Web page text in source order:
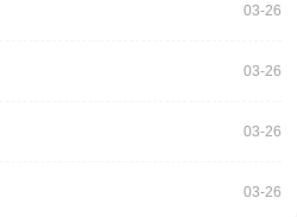
03-26
03-26
03-26
03-26